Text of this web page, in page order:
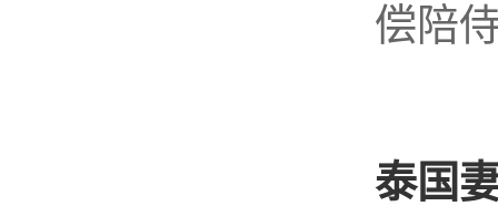
偿陪
泰国